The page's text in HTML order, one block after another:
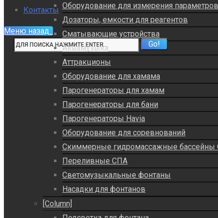
Контакты
Меню назад
Оборудование для измерения
Дозаторы, емкости для реагентов
Сматывающие устройства
Аквамузыка
Аттракционы
Оборудование для хамама
Парогенераторы для хамам
Парогенераторы для бани
Парогенераторы Havia
Оборудование для соревнований
Скиммерные гидромассажные
Переливные СПА
Светомузыкальные фонтаны
Насадки для фонтанов
[Column]